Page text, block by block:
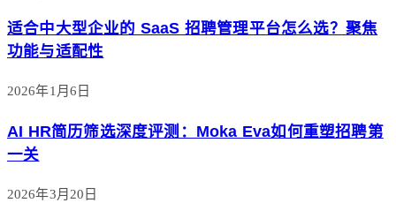
适合中大型企业的 SaaS 招聘管理平台怎么选？聚焦
功能与适配性
2026年1月6日
AI HR简历筛选深度评测：Moka Eva如何重塑招聘第
一关
2026年3月20日